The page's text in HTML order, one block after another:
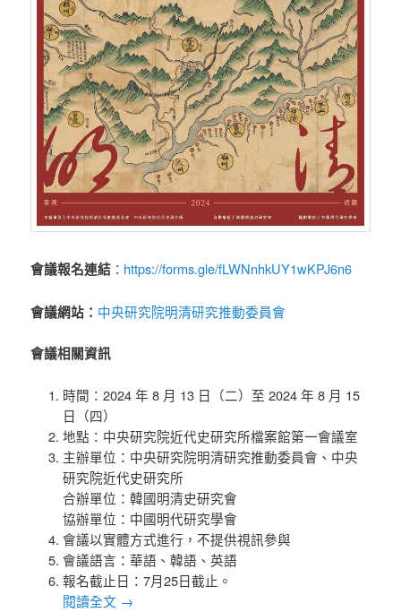
會議報名連結 ： https://forms.gle/fLWNnhkUY1wKPJ6n6
會議網站： 中央研究院明清研究推動委員會
會議相關資訊
時間：2024 年 8 月 13 日（二）至 2024 年 8 月 15
日（四）
地點：中央研究院近代史研究所檔案館第一會議室
主辦單位：中央研究院明清研究推動委員會、中央
研究院近代史研究所
合辦單位：韓國明清史研究會
協辦單位：中國明代研究學會
會議以實體方式進行，不提供視訊參與
會議語言：華語、韓語、英語
報名截止日：7月25日截止。
閱讀全文 →